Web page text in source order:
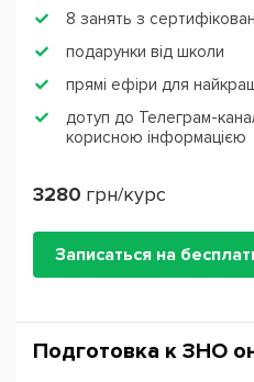
8 занять з
подарунки від школи
прямі ефіри для
дотуп до Телеграм-
корисною інформацією
3280 грн/курс
Записаться на
Подготовка к ЗНО